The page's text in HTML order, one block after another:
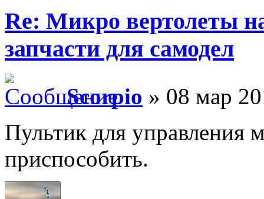
Re: Микро вертолеты
запчасти для самодел
Scorpio » 08 мар
Пультик для управления
приспособить.